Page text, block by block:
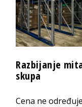
Razbijanje
skupa
Cena ne